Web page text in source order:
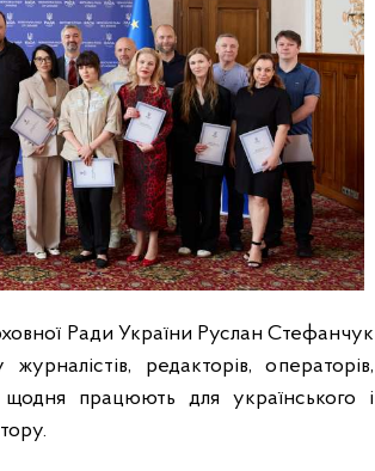
Ради України Руслан Стефанчук
редакторів, операторів,
щодня працюють для українського і